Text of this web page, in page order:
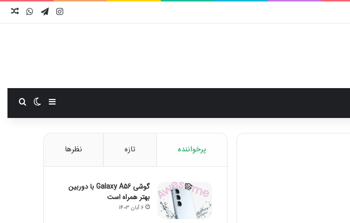
اینستاگرام
تلگرام واتس
سایدبارتغییر
پرخواننده تازه نظرها
گوشی Galaxy A56 با دوربین
بهتر همراه است
6 آبان 1403